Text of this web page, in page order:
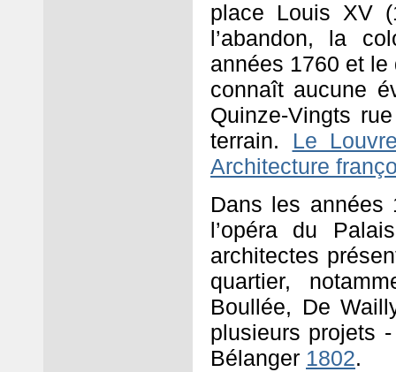
place Louis XV
l’abandon, la
années 1760 et
connaît aucune
Quinze-Vingts
terrain. Le
Architecture
Dans les années
l’opéra du
architectes
quartier,
Boullée, De
plusieurs projets
Bélanger 1802.